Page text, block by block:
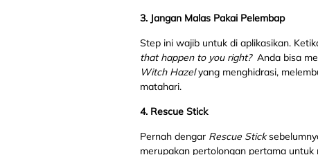
3. Jangan Malas Pakai Pelembap
Step ini wajib untuk di aplikasikan.
that happen to you right? Anda bisa
Witch Hazelyang menghidrasi,
matahari.
4. Rescue Stick
Pernah dengar Rescue Stick
merupakan pertolongan pertama